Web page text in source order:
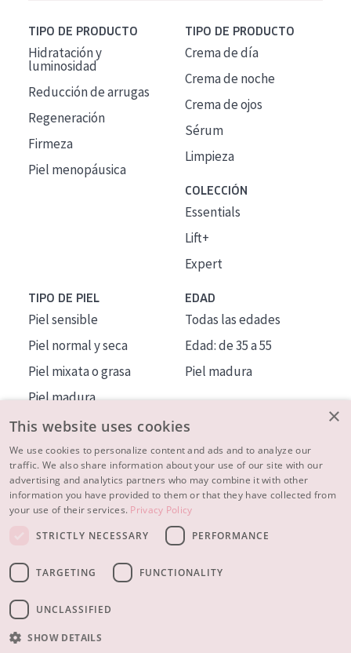
TIPO DE PRODUCTO
Hidratación y
luminosidad
Reducción de arrugas
Regeneración
Firmeza
Piel menopáusica
TIPO DE PRODUCTO
Crema de día
Crema de noche
Crema de ojos
Sérum
Limpieza
COLECCIÓN
Essentials
Lift+
Expert
TIPO DE PIEL
Piel sensible
Piel normal y seca
Piel mixata o grasa
Piel madura
Piel expuesta al sol
Piel menopáusica
EDAD
Todas las edades
Edad: de 35 a 55
Piel madura
MÁS SOBRE NOSOTROS
INSPIRACIÓN
CONTACTO
© 2023 - 2026 Diadermine
×
This website uses cookies
We use cookies to personalize content and ads and to analyze our
traffic. We also share information about your use of our site with our
advertising and analytics partners who may combine it with other
information you have provided to them or that they have collected from
your use of their services. Privacy Policy
STRICTLY NECESSARY
PERFORMANCE
TARGETING FUNCTIONALITY
UNCLASSIFIED
SHOW DETAILS